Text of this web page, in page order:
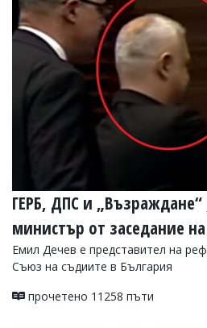
ГЕРБ, ДПС и
министър от заседание
Емил Дечев е представител на
Съюз на съдиите в България
прочетено 11258 пъти